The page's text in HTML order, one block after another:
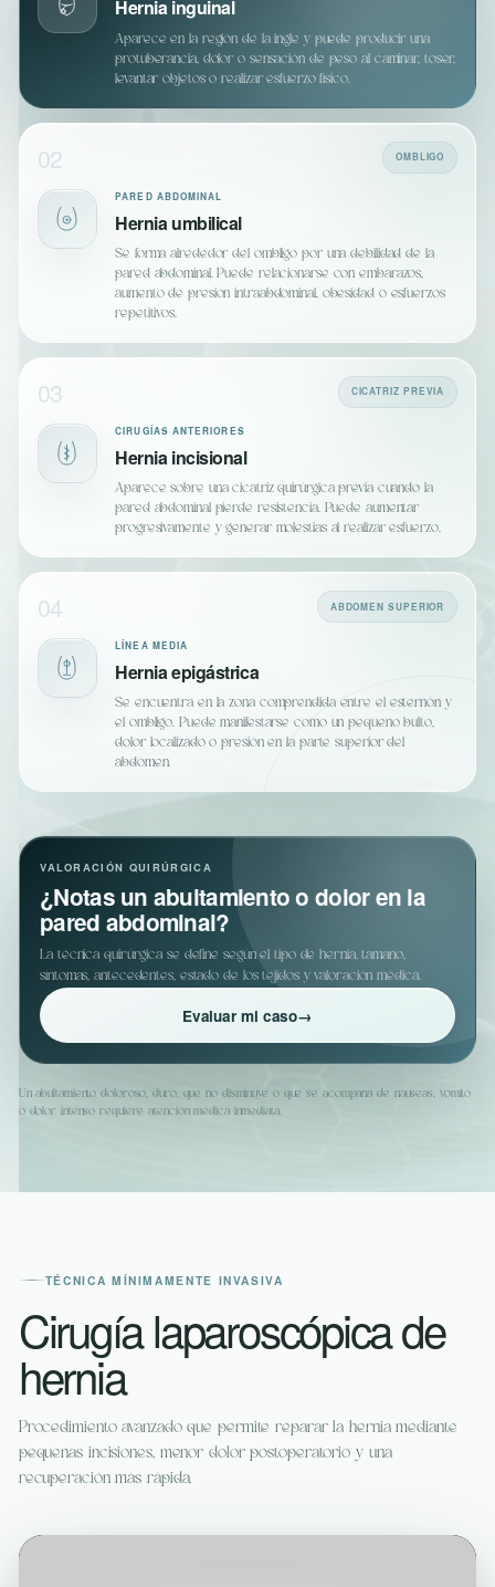
Hernia inguinal
Aparece en la región de la ingle y puede producir una
protuberancia, dolor o sensación de peso al caminar, toser,
levantar objetos o realizar esfuerzo físico.
02 OMBLIGO
PARED ABDOMINAL
Hernia umbilical
Se forma alrededor del ombligo por una debilidad de la
pared abdominal. Puede relacionarse con embarazos,
aumento de presión intraabdominal, obesidad o esfuerzos
repetitivos.
03 CICATRIZ PREVIA
CIRUGÍAS ANTERIORES
Hernia incisional
Aparece sobre una cicatriz quirúrgica previa cuando la
pared abdominal pierde resistencia. Puede aumentar
progresivamente y generar molestias al realizar esfuerzo.
04 ABDOMEN SUPERIOR
LÍNEA MEDIA
Hernia epigástrica
Se encuentra en la zona comprendida entre el esternón y
el ombligo. Puede manifestarse como un pequeño bulto,
dolor localizado o presión en la parte superior del
abdomen.
VALORACIÓN QUIRÚRGICA
¿Notas un abultamiento o dolor en la
pared abdominal?
La técnica quirúrgica se define según el tipo de hernia, tamaño,
síntomas, antecedentes, estado de los tejidos y valoración médica.
Evaluar mi caso→
Un abultamiento doloroso, duro, que no disminuye o que se acompaña de náuseas, vómito
o dolor intenso requiere atención médica inmediata.
TÉCNICA MÍNIMAMENTE INVASIVA
Cirugía laparoscópica de
hernia
Procedimiento avanzado que permite reparar la hernia mediante
pequeñas incisiones, menor dolor postoperatorio y una
recuperación más rápida.